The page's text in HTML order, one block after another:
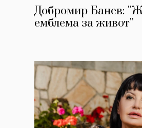
Добромир Банев:
емблема за живот''